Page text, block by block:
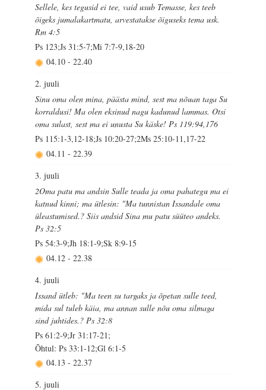
Sellele, kes tegusid ei tee, vaid usub Temasse, kes teeb
õigeks jumalakartmatu, arvestatakse õiguseks tema usk.
Rm 4:5
Ps 123;Js 31:5-7;Mi 7:7-9,18-20
04.10 - 22.40
2. juuli
Sinu oma olen mina, päästa mind, sest ma nõuan taga Su
korraldusi! Ma olen eksinud nagu kadunud lammas. Otsi
oma sulast, sest ma ei unusta Su käske! Ps 119:94,176
Ps 115:1-3,12-18;Js 10:20-27;2Ms 25:10-11,17-22
04.11 - 22.39
3. juuli
2Oma patu ma andsin Sulle teada ja oma pahategu ma ei
katnud kinni; ma ütlesin: "Ma tunnistan Issandale oma
üleastumised.? Siis andsid Sina mu patu süüteo andeks.
Ps 32:5
Ps 54:3-9;Jh 18:1-9;Sk 8:9-15
04.12 - 22.38
4. juuli
Issand ütleb: "Ma teen su targaks ja õpetan sulle teed,
mida sul tuleb käia, ma annan sulle nõu oma silmaga
sind juhtides.? Ps 32:8
Ps 61:2-9;Jr 31:17-21;
Õhtul: Ps 33:1-12;Gl 6:1-5
04.13 - 22.37
5. juuli